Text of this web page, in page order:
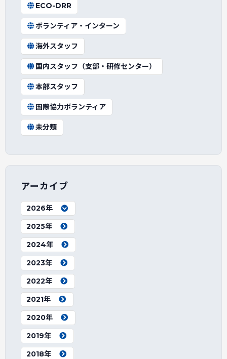
ECO-DRR
ボランティア・インターン
海外スタッフ
国内スタッフ（支部・研修センター）
本部スタッフ
国際協力ボランティア
未分類
アーカイブ
2026年
2025年
2024年
2023年
2022年
2021年
2020年
2019年
2018年